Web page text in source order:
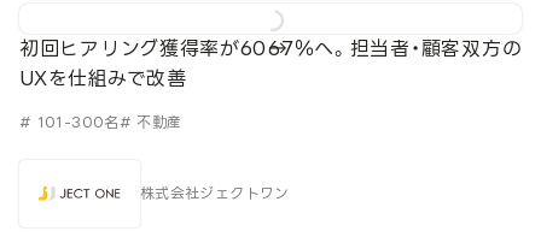
初回ヒアリング獲得率が60→67％へ。担当者・顧客双方の
UXを仕組みで改善
# 101-300名# 不動産
株式会社ジェクトワン